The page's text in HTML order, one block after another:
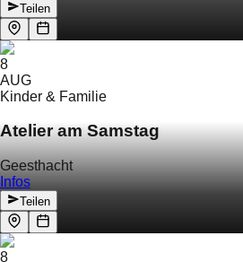
Teilen
8
AUG
Kinder & Familie
Atelier am Samstag
Geesthacht
Infos
Teilen
8